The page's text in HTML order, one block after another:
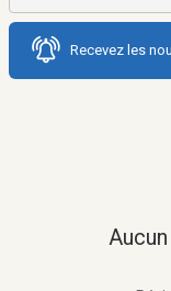
Recevez les